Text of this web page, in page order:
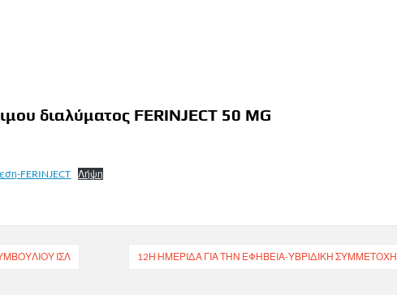
διαλύματος FERINJECT 50 MG
FERINJECT Λήψη
ΙΣΛ 12Η ΗΜΕΡΊΔΑ ΓΙΑ ΤΗΝ ΕΦΗΒΕΊΑ-ΥΒΡΙΔΙΚΉ ΣΥΜΜΕΤΟΧΉ